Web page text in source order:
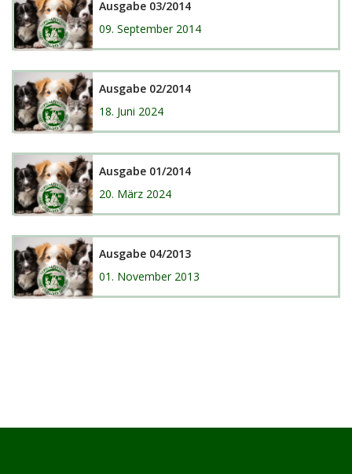
Ausgabe 03/2014
09. September 2014
Ausgabe 02/2014
18. Juni 2024
Ausgabe 01/2014
20. März 2024
Ausgabe 04/2013
01. November 2013